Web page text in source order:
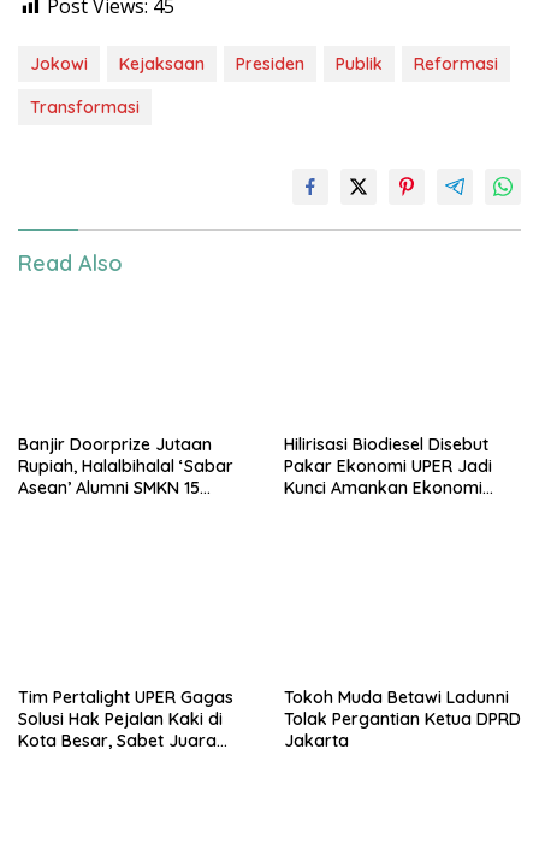
Post Views: 45
Jokowi Kejaksaan Presiden Publik
Reformasi
Transformasi
Read Also
Banjir Doorprize Jutaan
Rupiah, Halalbihalal ‘Sabar
Asean’ Alumni SMKN 15
Hilirisasi Biodiesel Disebut
Pakar Ekonomi UPER Jadi
Kunci Amankan Ekonomi
Tim Pertalight UPER Gagas
Solusi Hak Pejalan Kaki di
Kota Besar, Sabet Juara
Tokoh Muda Betawi Ladunni
Tolak Pergantian Ketua DPRD
Jakarta